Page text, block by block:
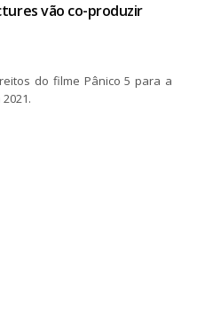
vão co-produzir
do filme Pânico 5 para a